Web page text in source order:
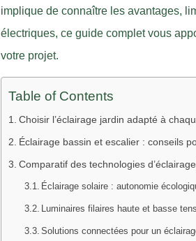
implique de connaître les avantages,
électriques, ce guide complet vous
votre projet.
Table of Contents
Choisir l’éclairage jardin adapté à
Éclairage bassin et escalier : conseils
Comparatif des technologies
Éclairage solaire : autonomie
Luminaires filaires haute et basse
Solutions connectées pour un